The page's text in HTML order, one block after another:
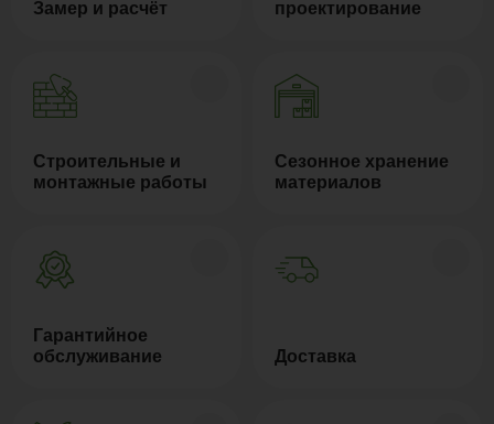
Замер и расчёт
проектирование
Строительные и
монтажные работы
Сезонное хранение
материалов
Гарантийное
обслуживание
Доставка